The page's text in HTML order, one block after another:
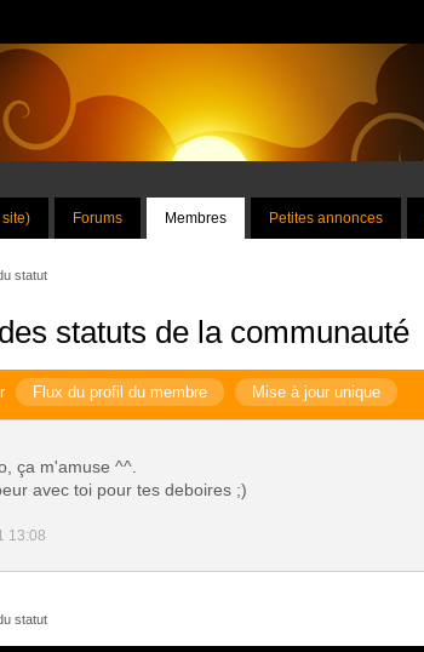
Forums Membres Petites annonces
statut
statuts de la communauté
Flux du profil du membre Mise à jour unique
ça m'amuse ^^.
avec toi pour tes deboires ;)
13:08
statut